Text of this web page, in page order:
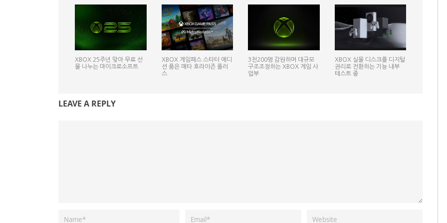
XBOX 25주년 맞아 무료 선
물 나누는 마이크로소프트
XBOX 게임패스 스타터 에디
션 품은 메타 호라이즌 플러
스
3천200명 감원하며 대규모
구조조정하는 XBOX 게임 사
업부
XBOX 실물 디스크를 디지털
권리로 전환하는 기능 내부
테스트 중
LEAVE A REPLY